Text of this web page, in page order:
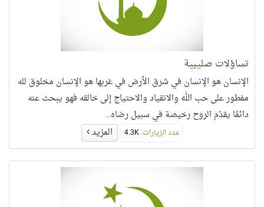
تساؤلات صليبية
الإنسان هو الإنسان في شرق الأرض في غربها هو الإنسان مخلوق لله
مفطور على حب الله والانقياد والاحتياج إلى خالقه فهو يبحث عنه
دائمًا يقدّم الروح رخيصة في سبيل رضاه..
عدد الزيارات: المزيد